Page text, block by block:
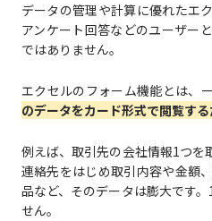
データの管理や計算に優れたエ
アンケート回答などのユーザー
ではありません。
エクセルのフォーム機能とは、
のデータをカード形式で閲覧する
例えば、取引先の会社情報1つを
連絡先をはじめ取引内容や金額
品など、そのデータは膨大です
せん。